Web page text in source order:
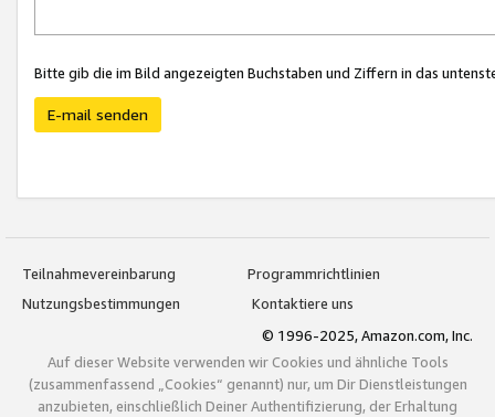
Bitte gib die im Bild angezeigten Buchstaben und Ziffern in das
E-mail senden
Teilnahmevereinbarung
Programmrichtlinien
Nutzungsbestimmungen
Kontaktiere uns
© 1996-2025, Amazon.com, Inc.
Auf dieser Website verwenden wir Cookies und ähnliche Tools
(zusammenfassend „Cookies“ genannt) nur, um Dir Dienstleistungen
anzubieten, einschließlich Deiner Authentifizierung, der Erhaltung